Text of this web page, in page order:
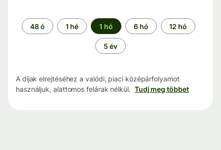
Időszak
48 ó 1 hé 1 hó 6 hó 12 hó
5 év
A díjak elrejtéséhez a valódi, piaci középárfolyamot
használjuk, alattomos felárak nélkül. Tudj meg többet